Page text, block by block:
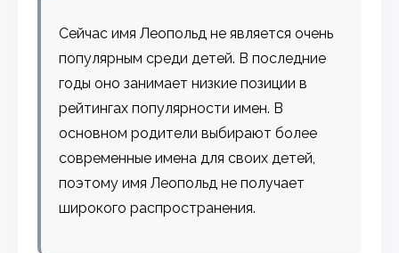
Сейчас имя Леопольд не является очень
популярным среди детей. В последние
годы оно занимает низкие позиции в
рейтингах популярности имен. В
основном родители выбирают более
современные имена для своих детей,
поэтому имя Леопольд не получает
широкого распространения.